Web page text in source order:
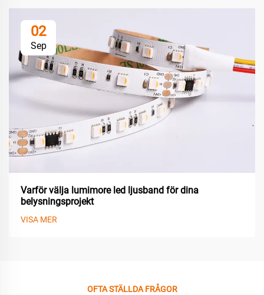
02
Sep
Varför välja lumimore led ljusband för dina
belysningsprojekt
VISA MER
OFTA STÄLLDA FRÅGOR